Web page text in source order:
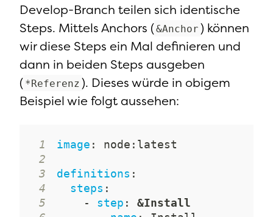
Develop-Branch teilen sich identische
Steps. Mittels Anchors (&Anchor ) können
wir diese Steps ein Mal definieren und
dann in beiden Steps ausgeben
( *Referenz ). Dieses würde in obigem
Beispiel wie folgt aussehen:
1 image : node :
2
3
definitions :
4
steps :
5
- step :
&Install